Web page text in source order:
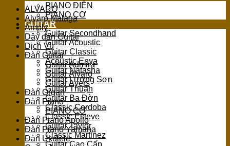
PIANO ĐIỆN
PIANO CƠ
GUITAR
Guitar Secondhand
Guitar Acoustic
Guitar Classic
Acoustic Enya
Guitar Natasha
Guitar Lương Sơn
Guitar Thuận
Guitar Ba Đờn
Classic Cordoba
Classic Esteve
Guitar Taylor
Classic Martinez
Guitar Cao Cấp
ALVARO
Alvaro Malaga
Amply
Dây đàn Guitar
Dịch Vụ
Đàn Guitar
Guitar Admira
Guitar Alvaro
Guitar Ayers
Đàn Organ
Đàn Piano
PIANO CƠ
Đàn Piano Apollo
Đàn Piano Yamaha
Đàn Ukulele